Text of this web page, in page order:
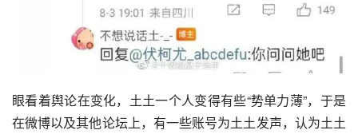
眼看着舆论在变化，土土一个人变得有些“势单力薄”，于是
在微博以及其他论坛上，有一些账号为土土发声，认为土土